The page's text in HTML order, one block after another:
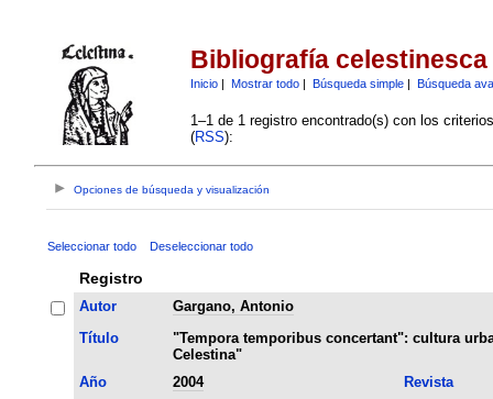
Bibliografía celestinesca
Inicio| Mostrar todo| Búsqueda simple| Búsqueda
1–1 de 1 registro encontrado(s) con los
(RSS):
Opciones de búsqueda y visualización
Seleccionar todo Deseleccionar todo
Registro
Autor
Gargano, Antonio
Título
"Tempora temporibus concertant": cultura
Celestina"
Año
2004
Revista